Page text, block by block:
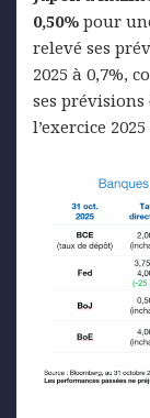
0,50% pour
relevé ses
2025 à 0,7%,
ses
l’exercice 2025